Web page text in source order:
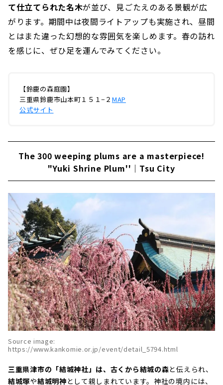
て仕立てられた名木が並び、見ごたえのある景観が広
がります。期間中は夜間ライトアップも実施され、昼間
とはまた違った幻想的な雰囲気を楽しめます。春の訪れ
を感じに、ぜひ足を運んでみてください。
【鈴鹿の森庭園】
三重県鈴鹿市山本町１５１−２ MAP
公式サイト
The 300 weeping plums are a masterpiece!
"Yuki Shrine Plum''｜Tsu City
Source image:
https://www.kankomie.or.jp/event/detail_5794.html
三重県津市の「結城神社」は、古くから結城の森と伝えられ、
結城塚や結城明神として親しまれています。神社の境内には、